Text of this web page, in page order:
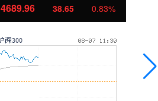
4689.96 38.65 0.83%